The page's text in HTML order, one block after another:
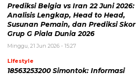
Prediksi Belgia vs Iran 22 Juni 2026:
Analisis Lengkap, Head to Head,
Susunan Pemain, dan Prediksi Skor
Grup G Piala Dunia 2026
Minggu, 21 Jun 2026 - 15:27
LIfestyle
18563253200 Simontok: Informasi